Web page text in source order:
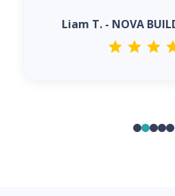
Liam T. - NOVA